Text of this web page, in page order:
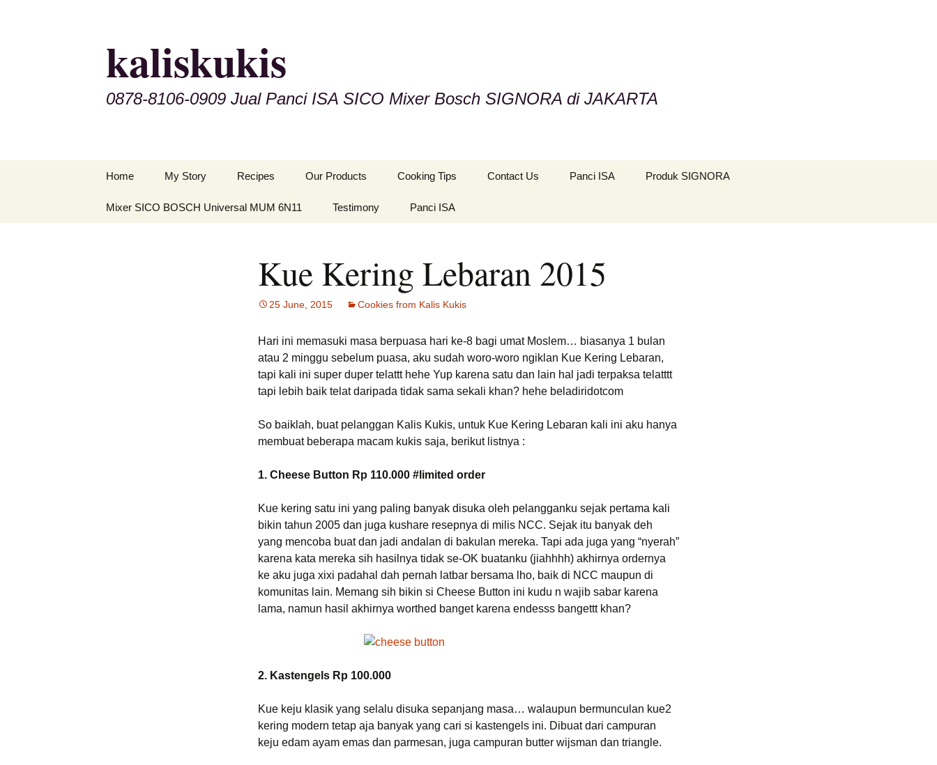
kaliskukis
0878-8106-0909 Jual Panci ISA SICO Mixer Bosch SIGNORA di JAKARTA
Home My Story Recipes
Cakes
Cookies
Our Products
Cookies from Kalis
Mixer BOSCH
Cooking Tips Contact Us Panci ISA Produk SIGNORA
Mixer SICO BOSCH Universal MUM 6N11 Testimony Panci ISA
Kue Kering Lebaran 2015
25 June, 2015 Cookies from Kalis Kukis
Hari ini memasuki masa berpuasa hari ke-8 bagi umat Moslem… biasanya 1 bulan
atau 2 minggu sebelum puasa, aku sudah woro-woro ngiklan Kue Kering Lebaran,
tapi kali ini super duper telattt hehe Yup karena satu dan lain hal jadi terpaksa telatttt
tapi lebih baik telat daripada tidak sama sekali khan? hehe beladiridotcom
So baiklah, buat pelanggan Kalis Kukis, untuk Kue Kering Lebaran kali ini aku hanya
membuat beberapa macam kukis saja, berikut listnya :
1. Cheese Button Rp 110.000 #limited order
Kue kering satu ini yang paling banyak disuka oleh pelangganku sejak pertama kali
bikin tahun 2005 dan juga kushare resepnya di milis NCC. Sejak itu banyak deh
yang mencoba buat dan jadi andalan di bakulan mereka. Tapi ada juga yang “nyerah”
karena kata mereka sih hasilnya tidak se-OK buatanku (jiahhhh) akhirnya ordernya
ke aku juga xixi padahal dah pernah latbar bersama lho, baik di NCC maupun di
komunitas lain. Memang sih bikin si Cheese Button ini kudu n wajib sabar karena
lama, namun hasil akhirnya worthed banget karena endesss bangettt khan?
2. Kastengels Rp 100.000
Kue keju klasik yang selalu disuka sepanjang masa… walaupun bermunculan kue2
kering modern tetap aja banyak yang cari si kastengels ini. Dibuat dari campuran
keju edam ayam emas dan parmesan, juga campuran butter wijsman dan triangle.